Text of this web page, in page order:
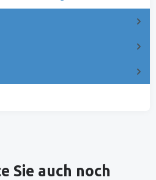
Sie auch noch